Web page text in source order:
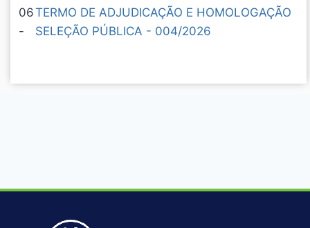
06
-
TERMO DE ADJUDICAÇÃO E HOMOLOGAÇÃO
SELEÇÃO PÚBLICA - 004/2026